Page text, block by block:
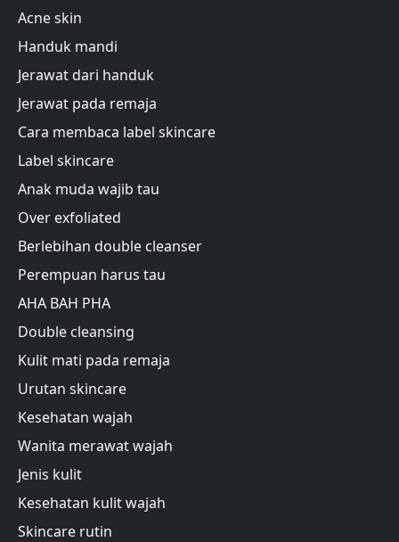
Acne skin
Handuk mandi
Jerawat dari handuk
Jerawat pada remaja
Cara membaca label skincare
Label skincare
Anak muda wajib tau
Over exfoliated
Berlebihan double cleanser
Perempuan harus tau
AHA BAH PHA
Double cleansing
Kulit mati pada remaja
Urutan skincare
Kesehatan wajah
Wanita merawat wajah
Jenis kulit
Kesehatan kulit wajah
Skincare rutin